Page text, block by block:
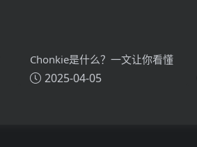
Chonkie是什么？一文让你看懂
Chonkie的技术原理、主要功
2025-04-05